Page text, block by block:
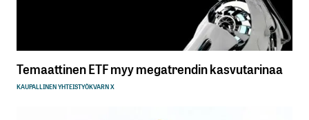
Temaattinen ETF myy megatrendin kasvutarinaa
KAUPALLINEN YHTEISTYÖKVARN X